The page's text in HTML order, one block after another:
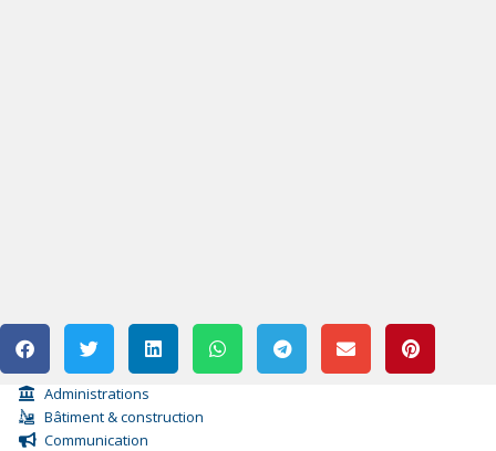
Administrations
Bâtiment & construction
Communication